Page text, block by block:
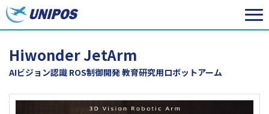
Hiwonder JetArm
AIビジョン認識 ROS制御開発 教育研究用ロボットアーム